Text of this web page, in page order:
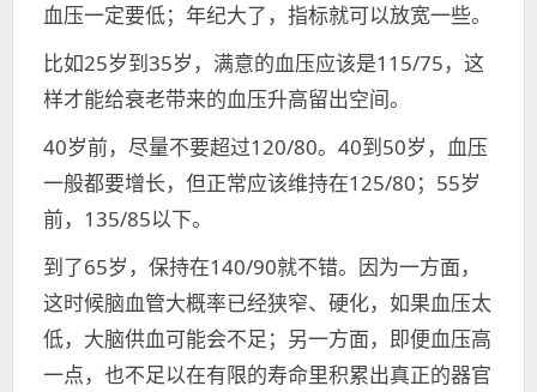
血压一定要低；年纪大了，指标就可以放宽一些。
比如25岁到35岁，满意的血压应该是115/75，这
样才能给衰老带来的血压升高留出空间。
40岁前，尽量不要超过120/80。40到50岁，血压
一般都要增长，但正常应该维持在125/80；55岁
前，135/85以下。
到了65岁，保持在140/90就不错。因为一方面，
这时候脑血管大概率已经狭窄、硬化，如果血压太
低，大脑供血可能会不足；另一方面，即便血压高
一点，也不足以在有限的寿命里积累出真正的器官